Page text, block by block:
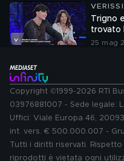
Trigno
trovato
25 mag
Copyright ©1999-2026 RTI
03976881007 - Sede legale:
Uffici: Viale Europa 46,
int. vers. € 500.000.007 -
Tutti i diritti riservati.
riprodotti è vietata ogni